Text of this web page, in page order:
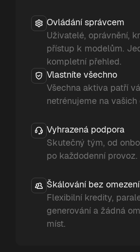
Ovládání správcem
Uživatelé, oprávnění,
přístup k modelům.
kompletní přehled.
Vlastníte všechno
Všechna aktiva patří
netrénujeme na vašich
Vyhrazená podpora
Skutečný tým, od
po každodenní provoz.
Škálování bez omezení
Flexibilní kredity,
generování a žádná
míst.